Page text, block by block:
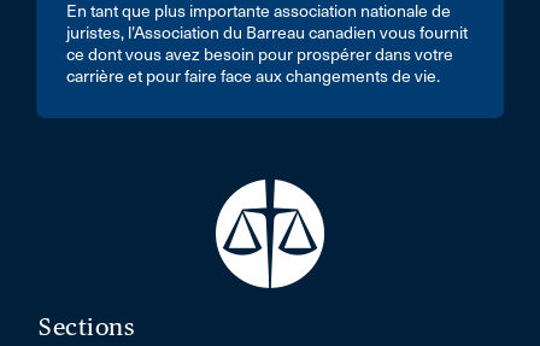
En tant que plus importante association nationale de
juristes, l’Association du Barreau canadien vous fournit
ce dont vous avez besoin pour prospérer dans votre
carrière et pour faire face aux changements de vie.
Sections